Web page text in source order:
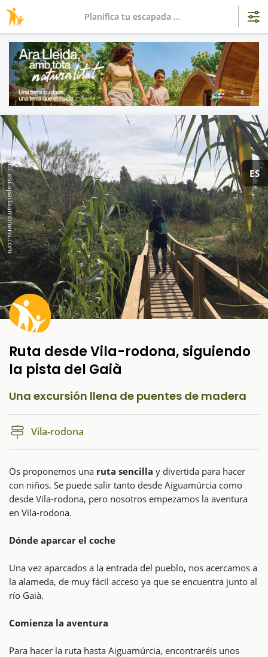
ES
Ruta desde Vila-rodona, siguiendo
la pista del Gaià
foto: escapadaambnens.com
Una excursión llena de puentes de madera
Vila-rodona
Os proponemos una ruta sencilla y divertida para hacer
con niños. Se puede salir tanto desde Aiguamúrcia como
desde Vila-rodona, pero nosotros empezamos la aventura
en Vila-rodona.
Dónde aparcar el coche
Una vez aparcados a la entrada del pueblo, nos acercamos a
la alameda, de muy fácil acceso ya que se encuentra junto al
río Gaià.
Comienza la aventura
Para hacer la ruta hasta Aiguamúrcia, encontraréis unos
Planifica tu escapada ...